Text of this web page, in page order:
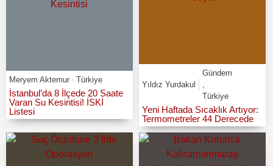
Meryem Aktemur Türkiye
İstanbul’da 8 İlçede 20 Saate
Varan Su Kesintisi! İSKİ
Listesi
Yıldız Yurdakul
Gündem
Türkiye
Yeni Haftada Sıcaklık Artıyor:
Termometreler 44 Derecede